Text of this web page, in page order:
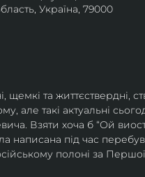
Україна, 79000
щемкі та життєствердні,
але такі актуальні
Взяти хоча б “Ой
написана під час
полоні за Першої